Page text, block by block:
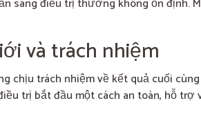
sàng điều trị thường không ổn định.
và trách nhiệm
trách nhiệm về kết quả cuối
trị bắt đầu một cách an toàn, hỗ